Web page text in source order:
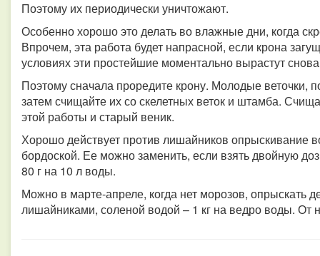
Поэтому их периодически уничтожают.
Особенно хорошо это делать во влажные дни, когда
Впрочем, эта работа будет напрасной, если крона
условиях эти простейшие моментально вырастут
Поэтому сначала проредите крону. Молодые
затем счищайте их со скелетных веток и штамба.
этой работы и старый веник.
Хорошо действует против лишайников опрыскивание
бордоской. Ее можно заменить, если взять двойную
80 г на 10 л воды.
Можно в марте-апреле, когда нет морозов, опрыскать
лишайниками, соленой водой – 1 кг на ведро воды. От